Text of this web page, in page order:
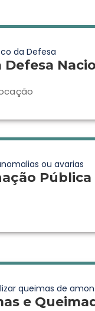
da Defesa
Defesa
ou avarias
Pública
queimas de
e